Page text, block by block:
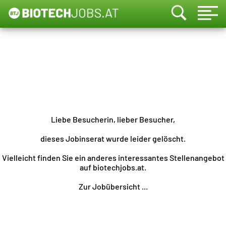
Liebe Besucherin, lieber Besucher,
dieses Jobinserat wurde leider gelöscht.
Vielleicht finden Sie ein anderes interessantes Stellenangebot
auf biotechjobs.at.
Zur Jobübersicht ...